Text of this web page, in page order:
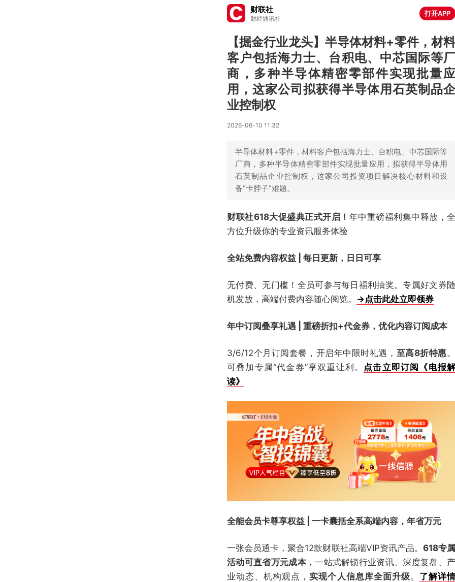
财联社
财经通讯社
打开APP
【掘金行业龙头】半导体材料+零件，材料
客户包括海力士、台积电、中芯国际等厂
商，多种半导体精密零部件实现批量应
用，这家公司拟获得半导体用石英制品企
业控制权
2026-06-10 11:32
半导体材料+零件，材料客户包括海力士、台积电、中芯国际等
厂商，多种半导体精密零部件实现批量应用，拟获得半导体用
石英制品企业控制权，这家公司投资项目解决核心材料和设
备“卡脖子”难题。
财联社618大促盛典正式开启！ 年中重磅福利集中释放，全
方位升级你的专业资讯服务体验
全站免费内容权益 | 每日更新，日日可享
无付费、无门槛！全员可参与每日福利抽奖。专属好文券随
机发放，高端付费内容随心阅览。 →点击此处立即领券
年中订阅叠享礼遇 | 重磅折扣+代金券，优化内容订阅成本
3/6/12个月订阅套餐，开启年中限时礼遇， 至高8折特惠
可叠加专属“代金券”享双重让利。 点击立即订阅《电报
读》
全能会员卡尊享权益 | 一卡囊括全系高端内容，年省万元
一张会员通卡，聚合12款财联社高端VIP资讯产品。 618专
活动可直省万元成本，一站式解锁行业资讯、深度复盘、
业动态、机构观点， 实现个人信息库全面升级。 了解详